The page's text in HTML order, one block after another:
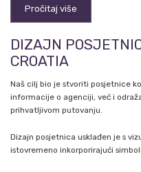
Pročitaj više
DIZAJN
CROATIA
Naš cilj bio je stvoriti posjetnice
informacije o agenciji, već i
prihvatljivom putovanju.
Dizajn posjetnica usklađen je s
istovremeno inkorporirajući